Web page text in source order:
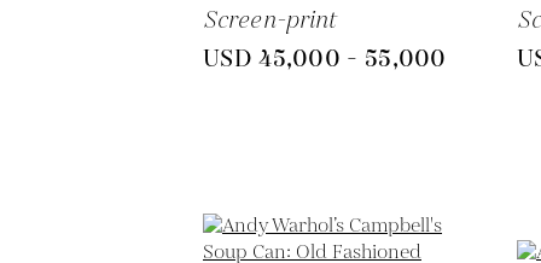
Screen-print
USD 45,000 - 55,000